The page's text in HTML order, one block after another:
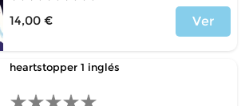
14,00 €
Ver
heartstopper 1 inglés